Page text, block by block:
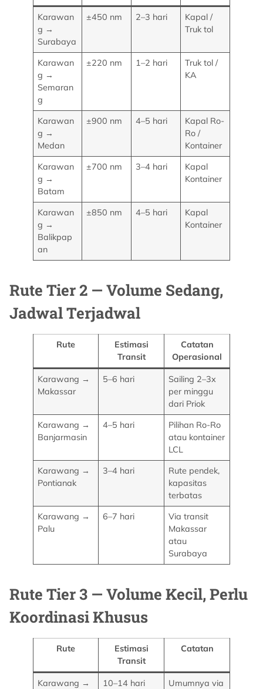
Karawan
g →
Surabaya
±450 nm 2–3 hari
Kapal /
Truk tol
Karawan
g →
Semaran
g
±220 nm 1–2 hari
Truk tol /
KA
Karawan
g →
Medan
±900 nm 4–5 hari
Kapal Ro-
Ro /
Kontainer
Karawan
g →
Batam
±700 nm 3–4 hari
Kapal
Kontainer
Karawan
g →
Balikpap
an
±850 nm 4–5 hari
Kapal
Kontainer
Rute Tier 2 — Volume Sedang,
Jadwal Terjadwal
Rute
Estimasi
Transit
Catatan
Operasional
Karawang →
Makassar
5–6 hari
Sailing 2–3x
per minggu
dari Priok
Karawang →
Banjarmasin
4–5 hari
Pilihan Ro-Ro
atau kontainer
LCL
Karawang →
Pontianak
3–4 hari
Rute pendek,
kapasitas
terbatas
Karawang →
Palu
6–7 hari
Via transit
Makassar
atau
Surabaya
Rute Tier 3 — Volume Kecil, Perlu
Koordinasi Khusus
Rute
Estimasi
Transit
Catatan
Karawang →
10–14 hari
Umumnya via